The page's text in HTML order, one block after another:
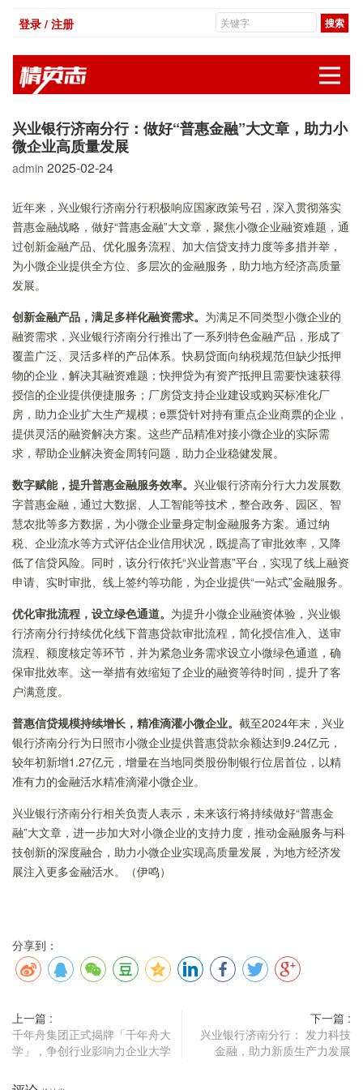
登录 / 注册
兴业银行济南分行：做好“普惠金融”大文章，助力小
微企业高质量发展
admin 2025-02-24
近年来，兴业银行济南分行积极响应国家政策号召，深入贯彻落实
普惠金融战略，做好“普惠金融”大文章，聚焦小微企业融资难题，通
过创新金融产品、优化服务流程、加大信贷支持力度等多措并举，
为小微企业提供全方位、多层次的金融服务，助力地方经济高质量
发展。
创新金融产品，满足多样化融资需求。 为满足不同类型小微企业的
融资需求，兴业银行济南分行推出了一系列特色金融产品，形成了
覆盖广泛、灵活多样的产品体系。快易贷面向纳税规范但缺少抵押
物的企业，解决其融资难题；快押贷为有资产抵押且需要快速获得
授信的企业提供便捷服务；厂房贷支持企业建设或购买标准化厂
房，助力企业扩大生产规模；e票贷针对持有重点企业商票的企业，
提供灵活的融资解决方案。这些产品精准对接小微企业的实际需
求，帮助企业解决资金周转问题，助力企业稳健发展。
数字赋能，提升普惠金融服务效率。 兴业银行济南分行大力发展数
字普惠金融，通过大数据、人工智能等技术，整合政务、园区、智
慧农批等多方数据，为小微企业量身定制金融服务方案。通过纳
税、企业流水等方式评估企业信用状况，既提高了审批效率，又降
低了信贷风险。同时，该分行依托“兴业普惠”平台，实现了线上融资
申请、实时审批、线上签约等功能，为企业提供“一站式”金融服务。
优化审批流程，设立绿色通道。 为提升小微企业融资体验，兴业银
行济南分行持续优化线下普惠贷款审批流程，简化授信准入、送审
流程、额度核定等环节，并为紧急业务需求设立小微绿色通道，确
保审批效率。这一举措有效缩短了企业的融资等待时间，提升了客
户满意度。
普惠信贷规模持续增长，精准滴灌小微企业。 截至2024年末，兴业
银行济南分行为日照市小微企业提供普惠贷款余额达到9.24亿元，
较年初新增1.27亿元，增量在当地同类股份制银行位居首位，以精
准有力的金融活水精准滴灌小微企业。
兴业银行济南分行相关负责人表示，未来该行将持续做好“普惠金
融”大文章，进一步加大对小微企业的支持力度，推动金融服务与科
技创新的深度融合，助力小微企业实现高质量发展，为地方经济发
展注入更多金融活水。（伊鸣）
分享到：
上一篇 :
千年舟集团正式揭牌「千年舟大
学」，争创行业影响力企业大学
下一篇 :
兴业银行济南分行： 发力科技
金融，助力新质生产力发展